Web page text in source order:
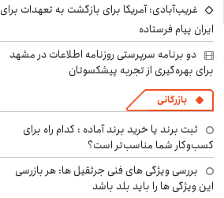
غریب‌آبادی: آمریکا برای بازگشت به تعهدات برای
ایران پیام فرستاده
دو برنامه سرپرستی روزنامه اطلاعات در مشهد
برای بهره‌گیری از تجربه پیشکسوتان
بازرگانی
ثبت برند یا خرید برند آماده : کدام راه برای
کسب‌وکار شما مناسب‌تر است؟
بررسی ویژگی های فنی جرثقیل ها: هر بازرسی
این ویژگی ها را باید بلد باشد